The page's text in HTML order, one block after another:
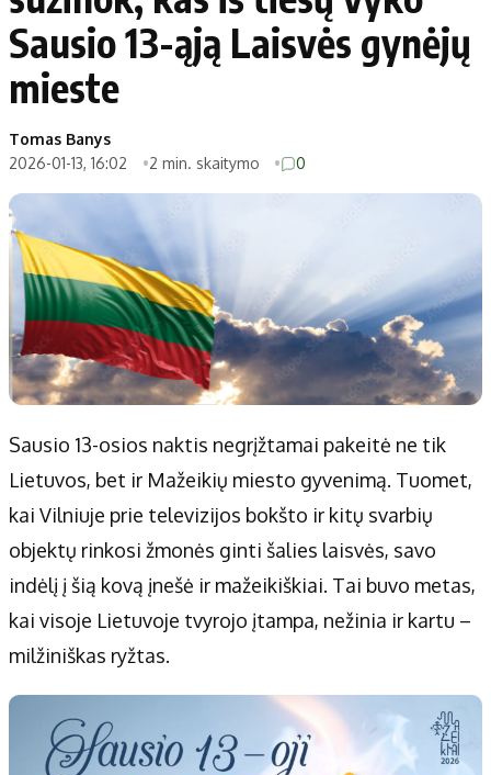
Sausio 13-ąją Laisvės gynėjų
mieste
Tomas Banys
2026-01-13, 16:02
2 min. skaitymo 0
Sausio 13-osios naktis negrįžtamai pakeitė ne tik
Lietuvos, bet ir Mažeikių miesto gyvenimą. Tuomet,
kai Vilniuje prie televizijos bokšto ir kitų svarbių
objektų rinkosi žmonės ginti šalies laisvės, savo
indėlį į šią kovą įnešė ir mažeikiškiai. Tai buvo metas,
kai visoje Lietuvoje tvyrojo įtampa, nežinia ir kartu –
milžiniškas ryžtas.